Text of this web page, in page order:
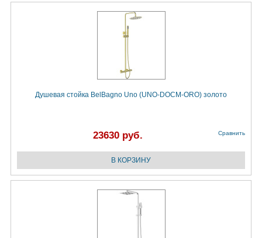
Душевая стойка BelBagno Uno (UNO-DOCM-ORO) золото
23630 руб. Сравнить